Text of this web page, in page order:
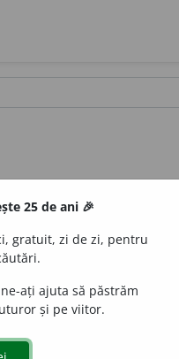
în depărtare
25 de ani 🎉
gratuit, zi de zi, pentru
ați ajuta să păstrăm
și pe viitor.